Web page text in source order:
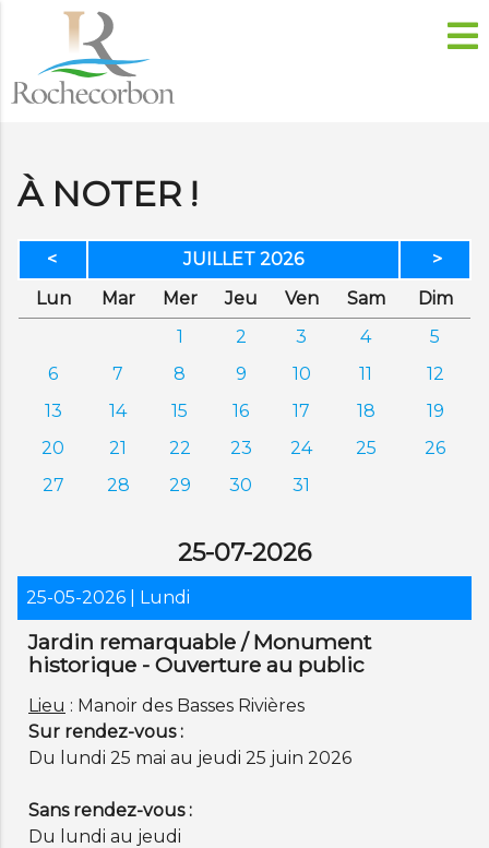
À NOTER !
< JUILLET 2026
>
Lundi Mardi MercrediJeudi VendrediSamedi Dim
1
2 3 4
5
6
7 8 9 10 11
12
13
14 15 16 17 18
19
20
21 22 23 24 25
26
27
28 29 30 31
25-07-2026
25-05-2026 | Lundi
Jardin remarquable / Monument
historique - Ouverture au public
Lieu : Manoir des Basses Rivières
Sur rendez-vous :
Du lundi 25 mai au jeudi 25 juin 2026
Sans rendez-vous :
Du lundi au jeudi